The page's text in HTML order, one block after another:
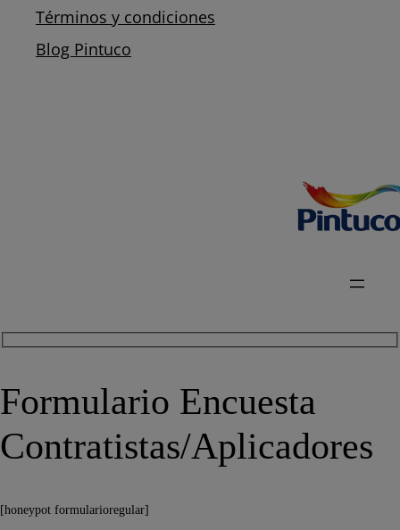
Términos y condiciones
Blog Pintuco
Formulario Encuesta
Contratistas/Aplicadores
[honeypot formularioregular]